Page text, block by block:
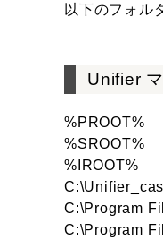
以下のフォル
Unifier
%PROOT%
%SROOT%
%IROOT%
C:\Program
C:\Program